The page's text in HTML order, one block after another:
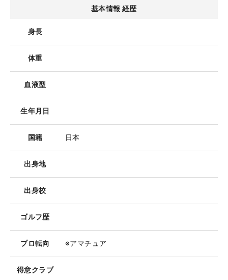
基本情報 経歴
身長
体重
血液型
生年月日
国籍 日本
出身地
出身校
ゴルフ歴
プロ転向 ※アマチュア
得意クラブ